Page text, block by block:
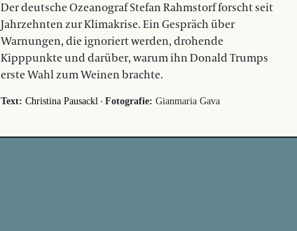
Der deutsche Ozeanograf Stefan Rahmstorf forscht seit
Jahrzehnten zur Klimakrise. Ein Gespräch über
Warnungen, die ignoriert werden, drohende
Kipppunkte und darüber, warum ihn Donald Trumps
erste Wahl zum Weinen brachte.
Text: Christina Pausackl· Fotografie: Gianmaria Gava